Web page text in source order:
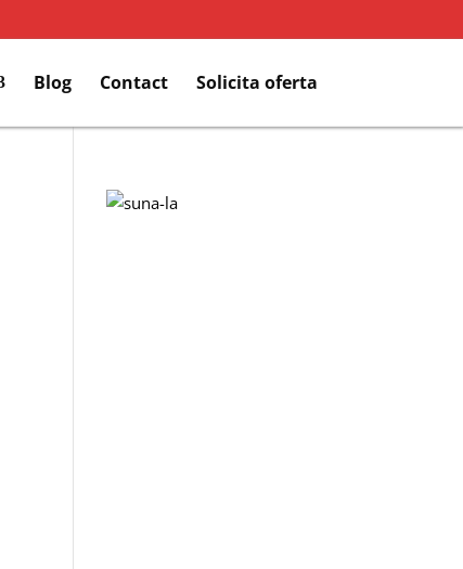
Blog Contact Solicita oferta